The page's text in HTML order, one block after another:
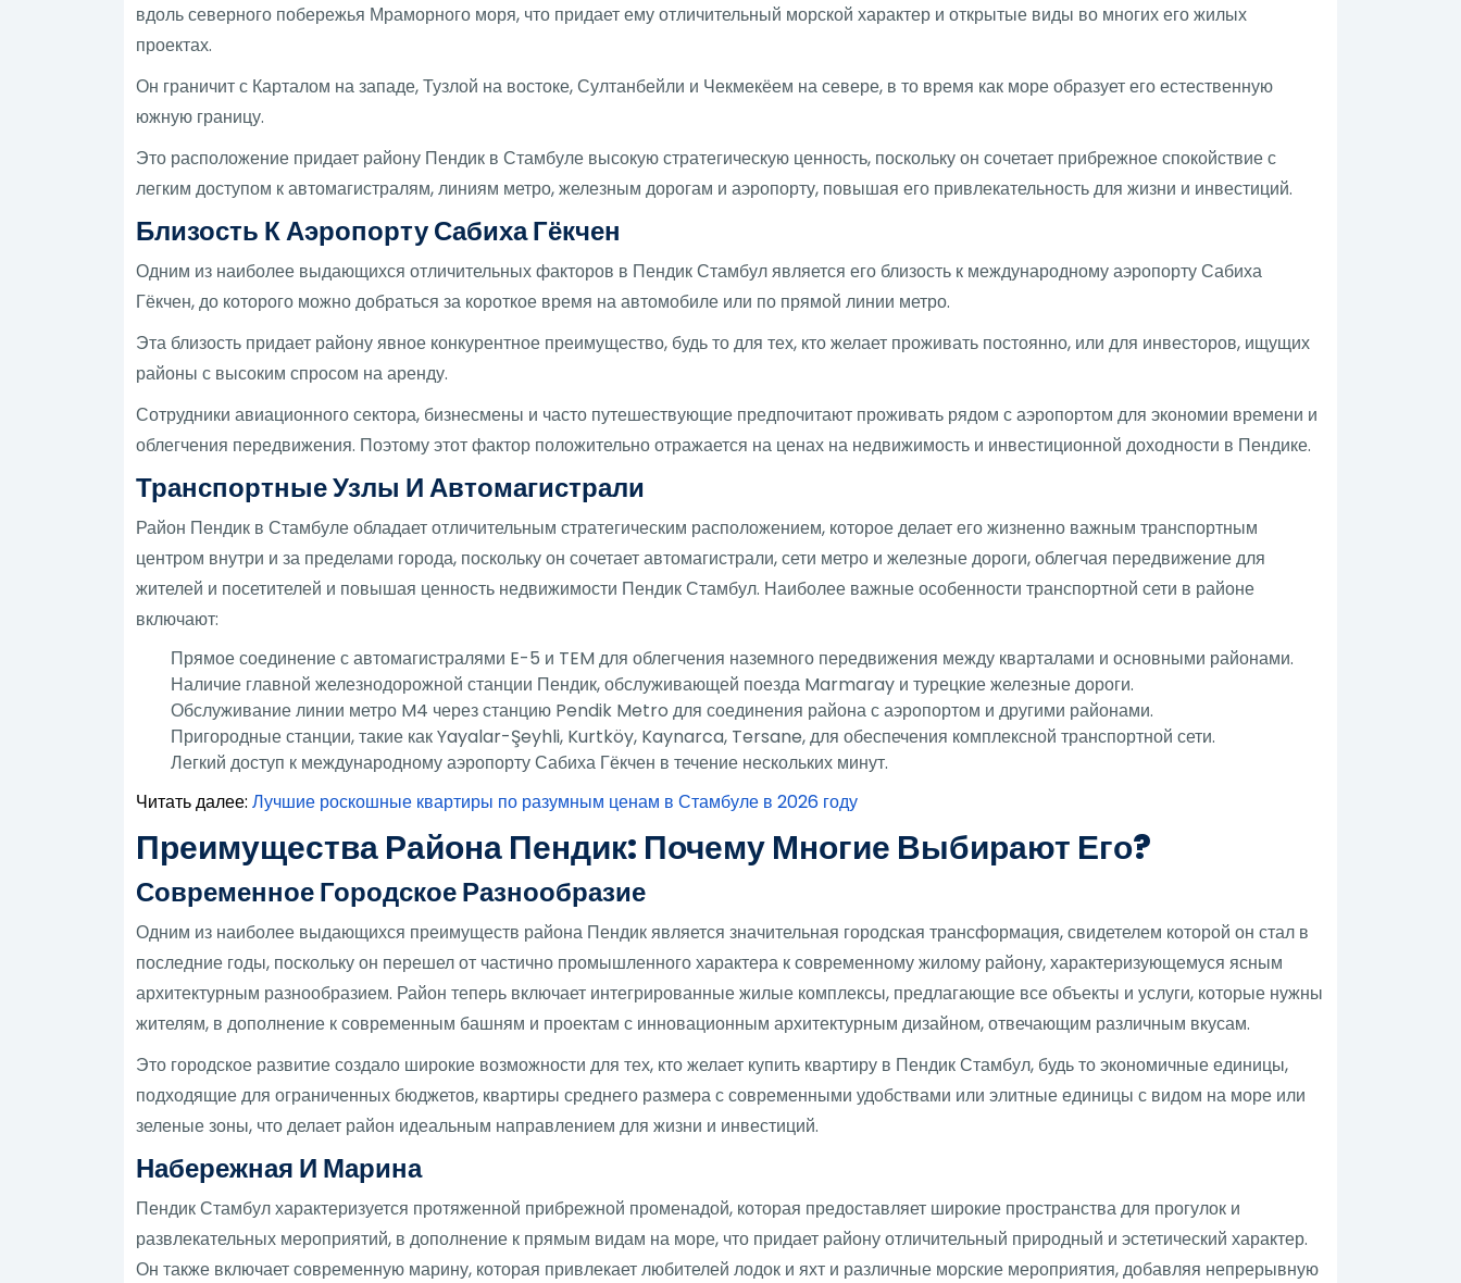
вдоль северного побережья Мраморного моря, что придает ему отличительный морской характер и открытые виды во многих его жилых
проектах.
Он граничит с Карталом на западе, Тузлой на востоке, Султанбейли и Чекмекёем на севере, в то время как море образует его естественную
южную границу.
Это расположение придает району Пендик в Стамбуле высокую стратегическую ценность, поскольку он сочетает прибрежное спокойствие с
легким доступом к автомагистралям, линиям метро, железным дорогам и аэропорту, повышая его привлекательность для жизни и инвестиций.
Близость К Аэропорту Сабиха Гёкчен
Одним из наиболее выдающихся отличительных факторов в Пендик Стамбул является его близость к международному аэропорту Сабиха
Гёкчен, до которого можно добраться за короткое время на автомобиле или по прямой линии метро.
Эта близость придает району явное конкурентное преимущество, будь то для тех, кто желает проживать постоянно, или для инвесторов, ищущих
районы с высоким спросом на аренду.
Сотрудники авиационного сектора, бизнесмены и часто путешествующие предпочитают проживать рядом с аэропортом для экономии времени и
облегчения передвижения. Поэтому этот фактор положительно отражается на ценах на недвижимость и инвестиционной доходности в Пендике.
Транспортные Узлы И Автомагистрали
Район Пендик в Стамбуле обладает отличительным стратегическим расположением, которое делает его жизненно важным транспортным
центром внутри и за пределами города, поскольку он сочетает автомагистрали, сети метро и железные дороги, облегчая передвижение для
жителей и посетителей и повышая ценность недвижимости Пендик Стамбул. Наиболее важные особенности транспортной сети в районе
включают:
Прямое соединение с автомагистралями E-5 и TEM для облегчения наземного передвижения между кварталами и основными районами.
Наличие главной железнодорожной станции Пендик, обслуживающей поезда Marmaray и турецкие железные дороги.
Обслуживание линии метро M4 через станцию Pendik Metro для соединения района с аэропортом и другими районами.
Пригородные станции, такие как Yayalar-Şeyhli, Kurtköy, Kaynarca, Tersane, для обеспечения комплексной транспортной сети.
Легкий доступ к международному аэропорту Сабиха Гёкчен в течение нескольких минут.
Читать далее:Лучшие роскошные квартиры по разумным ценам в Стамбуле в 2026 году
Преимущества Района Пендик: Почему Многие Выбирают Его?
Современное Городское Разнообразие
Одним из наиболее выдающихся преимуществ района Пендик является значительная городская трансформация, свидетелем которой он стал в
последние годы, поскольку он перешел от частично промышленного характера к современному жилому району, характеризующемуся ясным
архитектурным разнообразием. Район теперь включает интегрированные жилые комплексы, предлагающие все объекты и услуги, которые нужны
жителям, в дополнение к современным башням и проектам с инновационным архитектурным дизайном, отвечающим различным вкусам.
Это городское развитие создало широкие возможности для тех, кто желает купить квартиру в Пендик Стамбул, будь то экономичные единицы,
подходящие для ограниченных бюджетов, квартиры среднего размера с современными удобствами или элитные единицы с видом на море или
зеленые зоны, что делает район идеальным направлением для жизни и инвестиций.
Набережная И Марина
Пендик Стамбул характеризуется протяженной прибрежной променадой, которая предоставляет широкие пространства для прогулок и
развлекательных мероприятий, в дополнение к прямым видам на море, что придает району отличительный природный и эстетический характер.
Он также включает современную марину, которая привлекает любителей лодок и яхт и различные морские мероприятия, добавляя непрерывную